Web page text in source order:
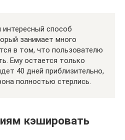
способ
занимает много
в том, что пользователю
Ему остается только
40 дней приблизительно,
полностью стерлись.
кэшировать